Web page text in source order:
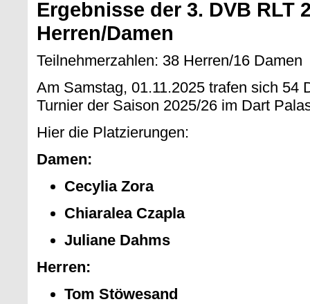
Ergebnisse der 3. DVB RLT
Herren/Damen
Teilnehmerzahlen: 38 Herren/16 Damen
Am Samstag, 01.11.2025 trafen sich 54
Turnier der Saison 2025/26 im Dart
Hier die Platzierungen:
Damen:
Cecylia Zora
Chiaralea Czapla
Juliane Dahms
Herren:
Tom Stöwesand